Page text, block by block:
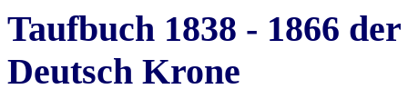
Taufbuch 1838 - 1866
Deutsch Krone